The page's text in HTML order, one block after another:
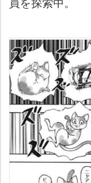
員を探索中。